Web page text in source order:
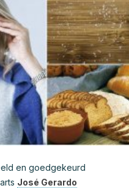
en goedgekeurd
José Gerardo